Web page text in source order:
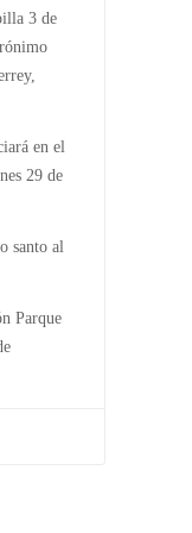
3 de
en el
29 de
santo al
Parque